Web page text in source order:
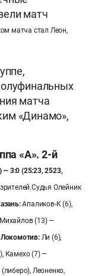
матч
матча стал Леон,
матча
«Динамо»,
«А». 2-й
— 3:0 (25:23, 2523,
Судья Олейник
Апаликов-К (6),
(13) —
Локомотив:Ли (6),
Камехо (7) —
Леоненко,